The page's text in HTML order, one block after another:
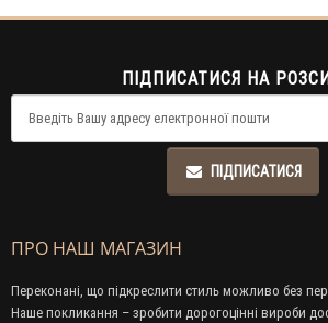
ПІДПИСАТИСЯ НА
ПІДПИСАТИСЯ
ПРО НАШ МАГАЗИН
Переконані, що підкреслити стиль можливо без
Наше покликання – зробити дорогоцінні вироби